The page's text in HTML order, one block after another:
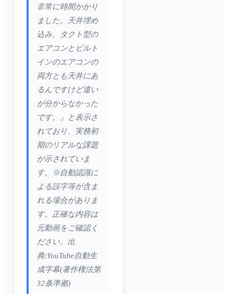
非常に時間かかり
ました。天井埋め
込み、タクト型の
エアコンとビルト
インのエアコンの
両方とも天井にあ
るんですけど違い
が分からなかった
です。』と表示さ
れており、実務初
期のリアルな課題
が示されていま
す。※自動認識に
よる誤字等が含ま
れる場合がありま
す。正確な内容は
元動画をご確認く
ださい。出
典:YouTube自動生
成字幕(著作権法第
32条準拠)